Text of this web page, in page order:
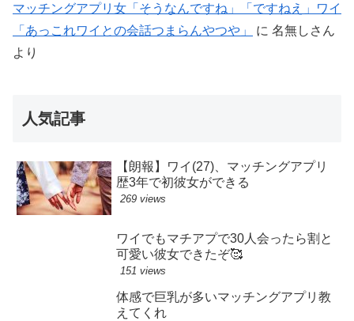
マッチングアプリ女「そうなんですね」「ですねえ」ワイ
「あっこれワイとの会話つまらんやつや」
に 名無しさん
より
人気記事
【朗報】ワイ(27)、マッチングアプリ
歴3年で初彼女ができる
269 views
ワイでもマチアプで30人会ったら割と
可愛い彼女できたぞ🥰
151 views
体感で巨乳が多いマッチングアプリ教
えてくれ